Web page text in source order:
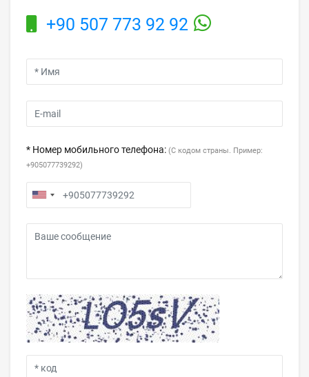
+90 507 773 92 92
* Номер мобильного телефона: (С кодом страны. Пример:
+905077739292)